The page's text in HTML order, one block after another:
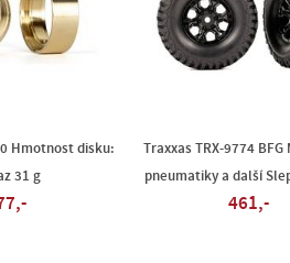
Hmotnost disku:
31 g
Traxxas TRX-9774 BFG
pneumatiky a další
461,-